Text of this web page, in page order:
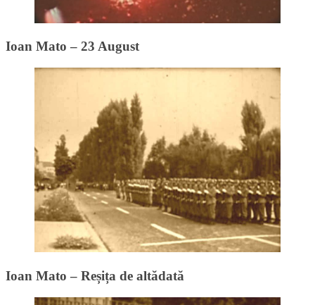
Ioan Mato – 23 August
Ioan Mato – Reșița de altădată